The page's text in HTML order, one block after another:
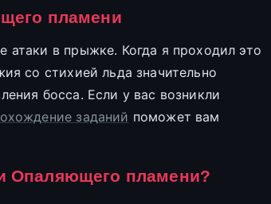
пламени
атаки в прыжке. Когда я проходил это
со стихией льда значительно
босса. Если у вас возникли
заданий поможет вам
Опаляющего пламени?